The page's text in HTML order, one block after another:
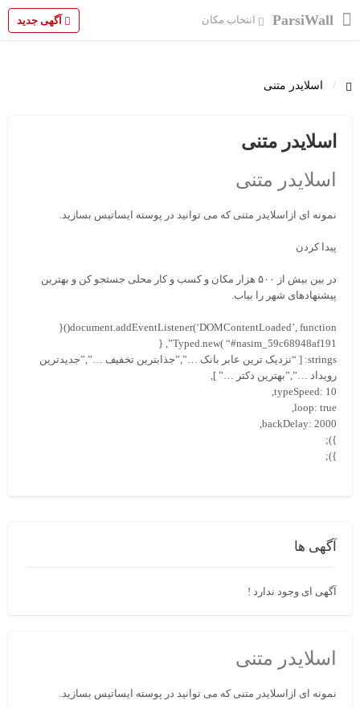
ParsiWall انتخاب مکان آگهی جدید
اسلایدر متنی
اسلایدر متنی
اسلایدر متنی
نمونه ای ازاسلایدر متنی که می توانید در پوسته ایساتیس بسازید.
پیدا کردن
در بین بیش از ۵۰۰ هزار مکان و کسب و کار محلی جستجو کن و بهترین
پیشنهادهای شهر را بیاب.
document.addEventListener(‘DOMContentLoaded’, function(){
Typed.new( “#nasim_59c68948af191”, {
strings: [ “نزدیک ترین عابر بانک …”,”جذابترین تخفیف …”,”جدیدترین
رویداد …”,”بهترین دکتر …” ],
typeSpeed: 10,
loop: true,
backDelay: 2000,
});
});
آگهی ها
آگهی ای وجود ندارد !
اسلایدر متنی
نمونه ای ازاسلایدر متنی که می توانید در پوسته ایساتیس بسازید.